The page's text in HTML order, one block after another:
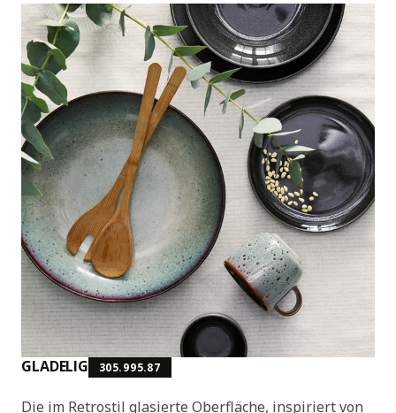
GLADELIG 305.995.87
Die im Retrostil glasierte Oberfläche, inspiriert von